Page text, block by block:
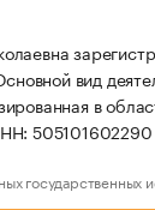
вид
в
государственных